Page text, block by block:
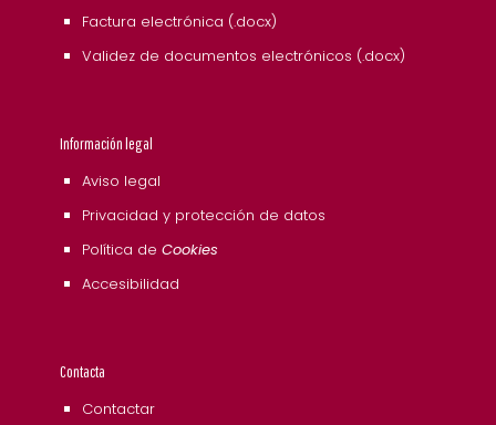
Factura electrónica (.docx)
Validez de documentos electrónicos (.docx)
Información legal
Aviso legal
Privacidad y protección de datos
Política de Cookies
Accesibilidad
Contacta
Contactar